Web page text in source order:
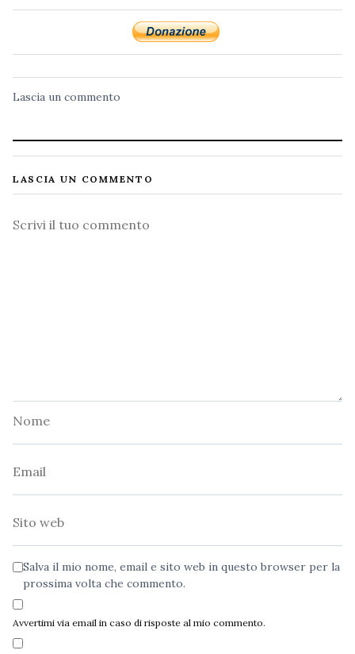
Lascia un commento
LASCIA UN COMMENTO
Commento
Salva il mio nome, email e sito web in questo browser per la
prossima volta che commento.
Avvertimi via email in caso di risposte al mio commento.